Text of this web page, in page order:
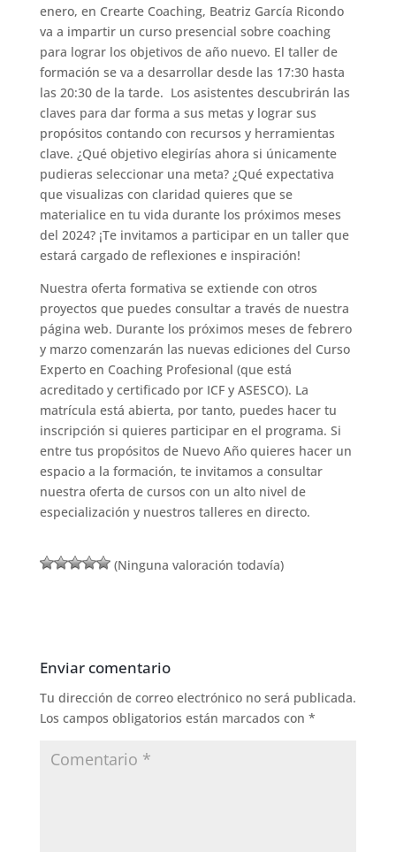
enero, en Crearte Coaching, Beatriz García Ricondo
va a impartir un curso presencial sobre coaching
para lograr los objetivos de año nuevo. El taller de
formación se va a desarrollar desde las 17:30 hasta
las 20:30 de la tarde. Los asistentes descubrirán las
claves para dar forma a sus metas y lograr sus
propósitos contando con recursos y herramientas
clave. ¿Qué objetivo elegirías ahora si únicamente
pudieras seleccionar una meta? ¿Qué expectativa
que visualizas con claridad quieres que se
materialice en tu vida durante los próximos meses
del 2024? ¡Te invitamos a participar en un taller que
estará cargado de reflexiones e inspiración!
Nuestra oferta formativa se extiende con otros
proyectos que puedes consultar a través de nuestra
página web. Durante los próximos meses de febrero
y marzo comenzarán las nuevas ediciones del Curso
Experto en Coaching Profesional (que está
acreditado y certificado por ICF y ASESCO). La
matrícula está abierta, por tanto, puedes hacer tu
inscripción si quieres participar en el programa. Si
entre tus propósitos de Nuevo Año quieres hacer un
espacio a la formación, te invitamos a consultar
nuestra oferta de cursos con un alto nivel de
especialización y nuestros talleres en directo.
(Ninguna valoración todavía)
Enviar comentario
Tu dirección de correo electrónico no será publicada.
Los campos obligatorios están marcados con *